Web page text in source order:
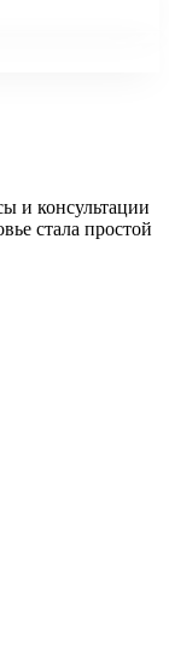
и консультации
стала простой